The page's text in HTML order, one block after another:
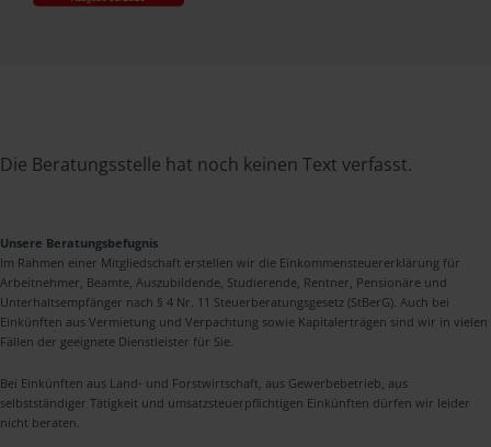
Die Beratungsstelle hat noch keinen Text verfasst.
Unsere Beratungsbefugnis
Im Rahmen einer Mitgliedschaft erstellen wir die Einkommensteuererklärung für
Arbeitnehmer, Beamte, Auszubildende, Studierende, Rentner, Pensionäre und
Unterhaltsempfänger nach § 4 Nr. 11 Steuerberatungsgesetz (StBerG). Auch bei
Einkünften aus Vermietung und Verpachtung sowie Kapitalerträgen sind wir in vielen
Fällen der geeignete Dienstleister für Sie.
Bei Einkünften aus Land- und Forstwirtschaft, aus Gewerbebetrieb, aus
selbstständiger Tätigkeit und umsatzsteuerpflichtigen Einkünften dürfen wir leider
nicht beraten.